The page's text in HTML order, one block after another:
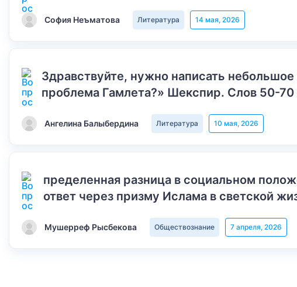
София Неъматова Литература 14 мая, 2026
Здравствуйте, нужно написать
проблема Гамлета?» Шекспир. Слов 50-70
Ангелина Балыбердина Литература 10 мая, 2026
пределенная разница в социальном
ответ через призму Ислама в светской
Мушерреф Рысбекова Обществознание 7 апреля, 2026